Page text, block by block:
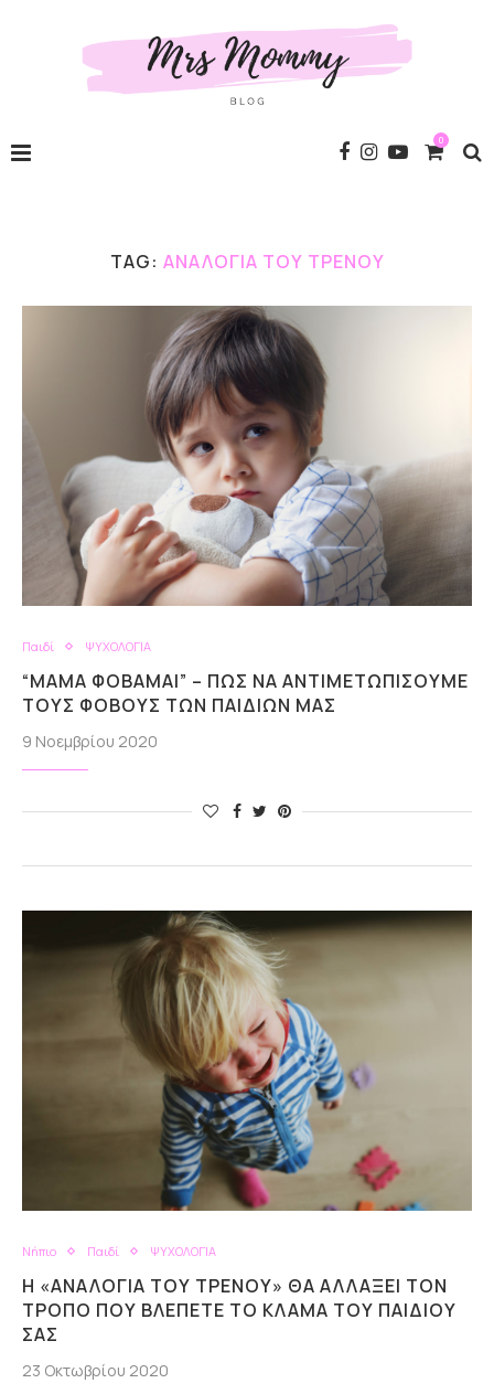
0
TAG: ΑΝΑΛΟΓΊΑ ΤΟΥ ΤΡΈΝΟΥ
Παιδί ΨΥΧΟΛΟΓΙΑ
“ΜΑΜΆ ΦΟΒΆΜΑΙ” – ΠΩΣ ΝΑ ΑΝΤΙΜΕΤΩΠΊΣΟΥΜΕ
ΤΟΥΣ ΦΌΒΟΥΣ ΤΩΝ ΠΑΙΔΙΏΝ ΜΑΣ
9 Νοεμβρίου 2020
Νήπιο Παιδί ΨΥΧΟΛΟΓΙΑ
Η «ΑΝΑΛΟΓΊΑ ΤΟΥ ΤΡΈΝΟΥ» ΘΑ ΑΛΛΆΞΕΙ ΤΟΝ
ΤΡΌΠΟ ΠΟΥ ΒΛΈΠΕΤΕ ΤΟ ΚΛΆΜΑ ΤΟΥ ΠΑΙΔΙΟΎ
ΣΑΣ
23 Οκτωβρίου 2020